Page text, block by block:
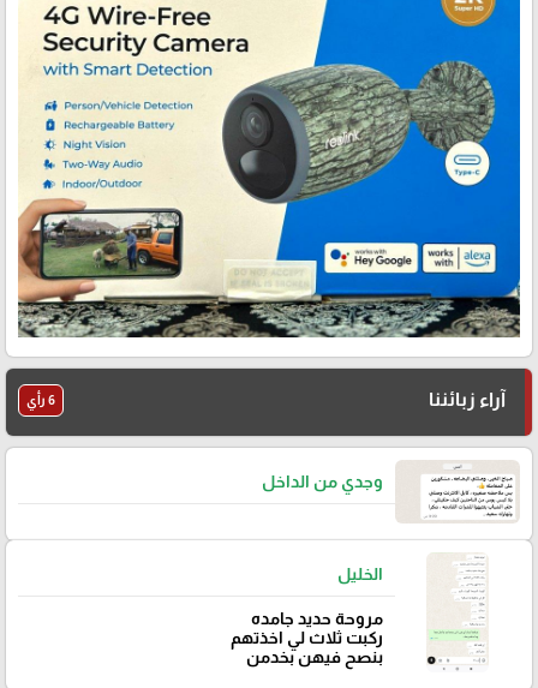
آراء زبائننا 6 رأي
وجدي من الداخل
الخليل
مروحة حديد جامده
ركبت ثلاث لي اخذتهم
بنصح فيهن بخدمن